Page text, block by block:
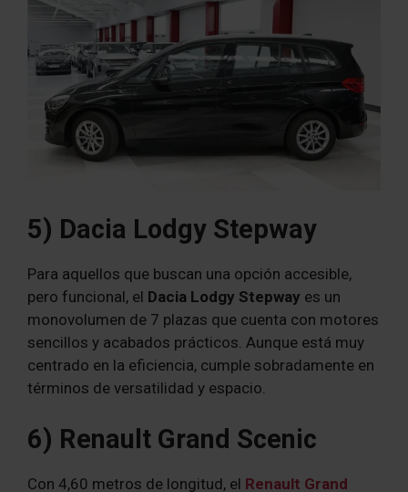
5) Dacia Lodgy Stepway
Para aquellos que buscan una opción accesible,
pero funcional, el Dacia Lodgy Stepway es un
monovolumen de 7 plazas que cuenta con motores
sencillos y acabados prácticos. Aunque está muy
centrado en la eficiencia, cumple sobradamente en
términos de versatilidad y espacio.
6) Renault Grand Scenic
Con 4,60 metros de longitud, el Renault Grand